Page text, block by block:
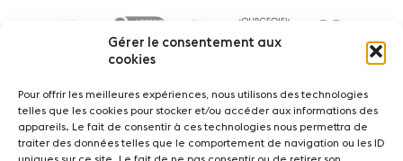
Gérer le consentement aux
cookies
Pour offrir les meilleures expériences, nous utilisons des technologies
telles que les cookies pour stocker et/ou accéder aux informations des
appareils. Le fait de consentir à ces technologies nous permettra de
traiter des données telles que le comportement de navigation ou les ID
ActualitésConcerts Bénévoles Médiation